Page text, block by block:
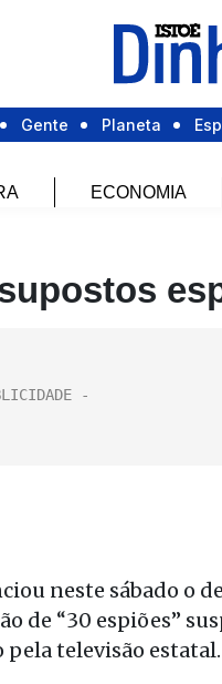
Gente Planeta
ECONOMIA
neste sábado o
de “30 espiões”
pela televisão estatal.